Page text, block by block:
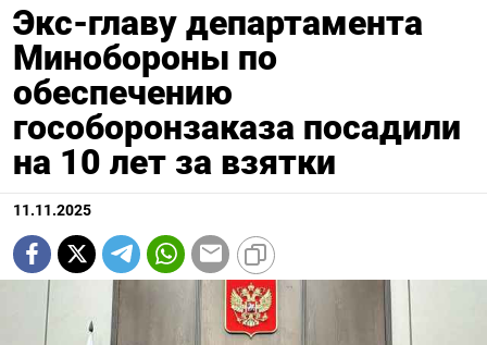
Экс-главу департамента
Минобороны по
обеспечению
гособоронзаказа посадили
на 10 лет за взятки
11.11.2025